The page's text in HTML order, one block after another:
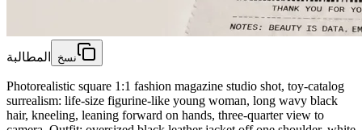
المطالبة نسخ
Photorealistic square 1:1 fashion magazine studio shot, toy-catalog
surrealism: life-size figurine-like young woman, long wavy black
hair, kneeling, leaning forward on hands, three-quarter view to